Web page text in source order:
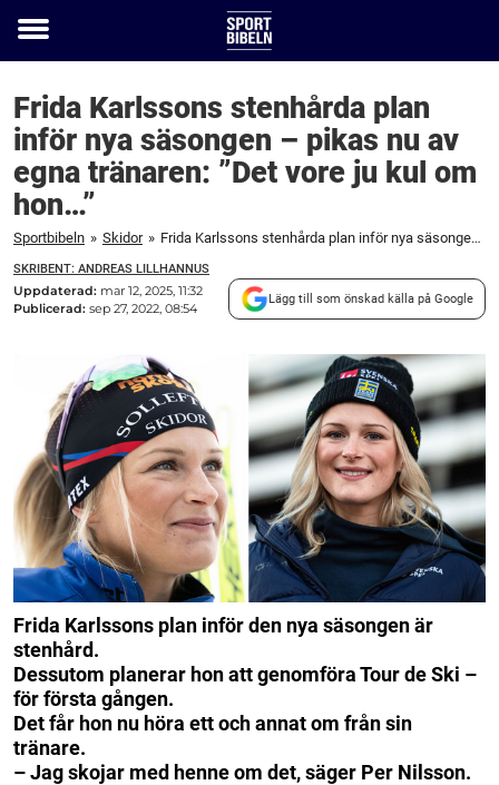
Toggle
Frida Karlssons stenhårda plan
inför nya säsongen – pikas nu av
egna tränaren: ”Det vore ju kul om
hon…”
Sportbibeln » Skidor » Frida Karlssons stenhårda plan inför nya säsongen – pikas nu av egna tränaren: ”Det vore ju kul om hon...”
SKRIBENT: ANDREAS LILLHANNUS
Uppdaterad: mar 12, 2025, 11:32
Publicerad: sep 27, 2022, 08:54
Lägg till som önskad källa på Google
Frida Karlssons plan inför den nya säsongen är
stenhård.
Dessutom planerar hon att genomföra Tour de Ski –
för första gången.
Det får hon nu höra ett och annat om från sin
tränare.
– Jag skojar med henne om det, säger Per Nilsson.